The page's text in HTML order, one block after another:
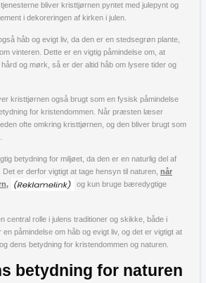
bliver kristtjørnen pyntet med julepynt og
i dekoreringen af kirken i julen.
håb og evigt liv, da den er en stedsegrøn plante,
vinteren. Dette er en vigtig påmindelse om, at
og mørk, så er der altid håb om lysere tider og
kristtjørnen også brugt som en fysisk påmindelse
for kristendommen. Når præsten læser
ofte omkring kristtjørnen, og den bliver brugt som
betydning for miljøet, da den er en naturlig del af
er derfor vigtigt at tage hensyn til naturen, når
og kun bruge bæredygtige
central rolle i julens traditioner og skikke, både i
en påmindelse om håb og evigt liv, og det er vigtigt at
dens betydning for kristendommen og naturen.
betydning for naturen